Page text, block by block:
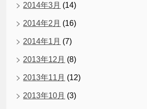
2014年3月 (14)
2014年2月 (16)
2014年1月 (7)
2013年12月 (8)
2013年11月 (12)
2013年10月 (3)